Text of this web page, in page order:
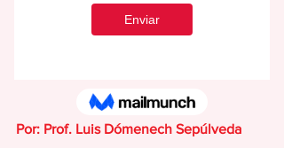
Por: Prof. Luis Dómenech Sepúlveda